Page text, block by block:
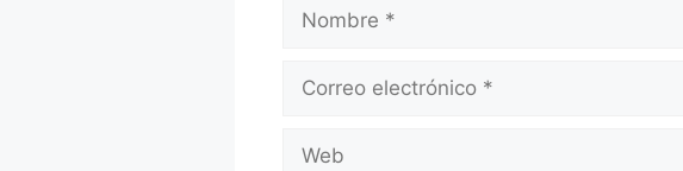
electrónico